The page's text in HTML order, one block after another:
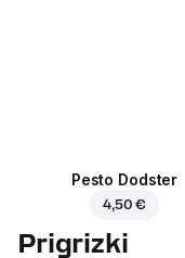
Pesto Dodster
4,50 €
Prigrizki